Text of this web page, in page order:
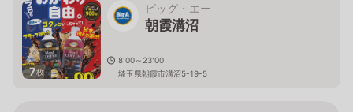
7枚
ビッグ・エー
朝霞溝沼
8:00～23:00
埼玉県朝霞市溝沼5-19-5